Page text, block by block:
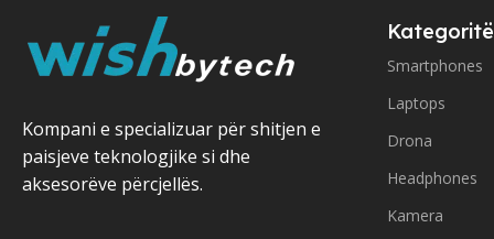
Kompani e specializuar për shitjen e
paisjeve teknologjike si dhe
aksesorëve përcjellës.
Kategoritë
Smartphones
Laptops
Drona
Headphones
Kamera